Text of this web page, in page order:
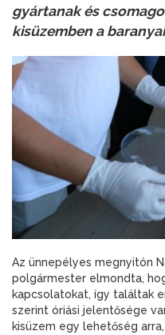
gyártanak és
kisüzemben a
Az ünnepélyes megnyitón
polgármester elmondta,
kapcsolatokat, így találtak
szerint óriási jelentősége
kisüzem egy lehetőség